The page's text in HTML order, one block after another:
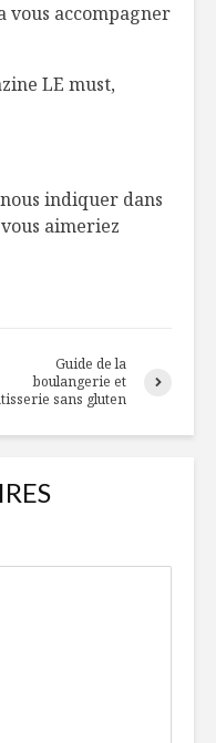
vous accompagner
LE must,
indiquer dans
aimeriez
Guide de la
boulangerie et
sans gluten
TOP 5